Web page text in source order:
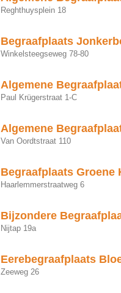
Reghthuysplein 18
Begraafplaats
Winkelsteegseweg 78-80
Algemene
Paul Krügerstraat 1-C
Algemene
Van Oordtstraat 110
Begraafplaats Groene
Haarlemmerstraatweg 6
Bijzondere
Nijtap 19a
Eerebegraafplaats
Zeeweg 26